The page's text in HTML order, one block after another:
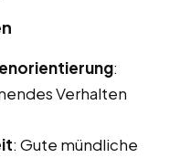
:
Verhalten
: Gute mündliche